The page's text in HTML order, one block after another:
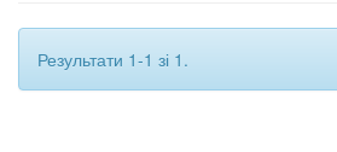
Результати 1-1 зі 1.